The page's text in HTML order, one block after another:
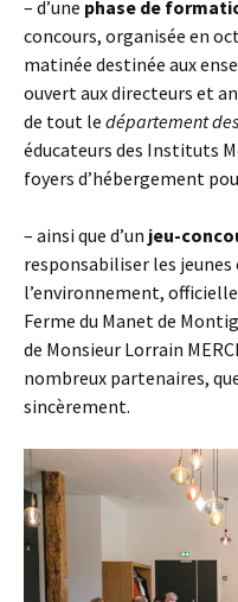
– d’une phase de
concours, organisée en
matinée destinée aux
ouvert aux directeurs et
de tout le département
éducateurs des Instituts
foyers d’hébergement
– ainsi que d’un jeu-
responsabiliser les
l’environnement,
Ferme du Manet de
de Monsieur Lorrain
nombreux partenaires,
sincèrement.